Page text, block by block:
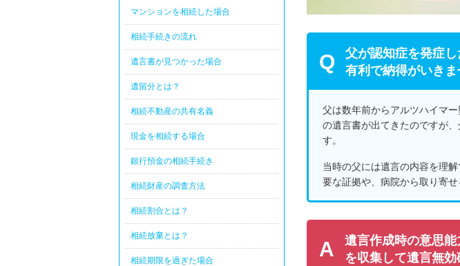
父が認知症を発症
有利で納得がいきま
父は数年前からアルツハイマ
の遺言書が出てきたのですが
す。
当時の父には遺言の内容を理
要な証拠や、病院から取り寄
遺言作成時の意思
を収集して遺言無
マンションを相続した場合
相続手続きの流れ
遺言書が見つかった場合
遺留分とは？
相続不動産の共有名義
現金を相続する場合
銀行預金の相続手続き
相続財産の調査方法
相続割合とは？
相続放棄とは？
相続期限を過ぎた場合